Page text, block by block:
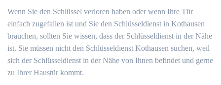
Wenn Sie den Schlüssel verloren haben oder wenn Ihre Tür
einfach zugefallen ist und Sie den Schlüsseldienst in Kothausen
brauchen, sollten Sie wissen, dass der Schlüsseldienst in der Nähe
ist. Sie müssen nicht den Schlüsseldienst Kothausen suchen, weil
sich der Schlüsseldienst in der Nähe von Ihnen befindet und gerne
zu Ihrer Haustür kommt.